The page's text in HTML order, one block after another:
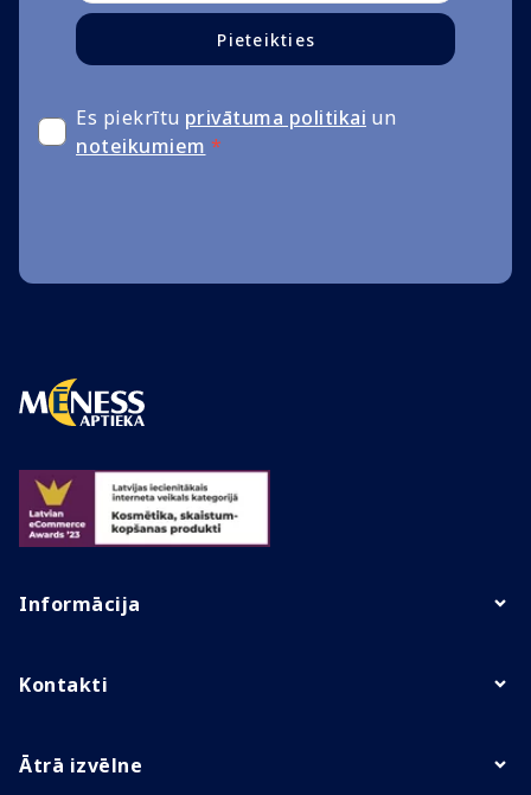
Pieteikties
Es piekrītu privātuma politikai un
noteikumiem *
Informācija
Kontakti
Ātrā izvēlne